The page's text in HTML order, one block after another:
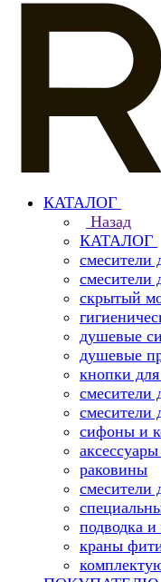
КАТАЛОГ
Назад
КАТАЛОГ
смесители
смесители
скрытый
душевые
душевые
кнопки
смесители
смесители
сифоны и
раковины
смесители
подводка
краны